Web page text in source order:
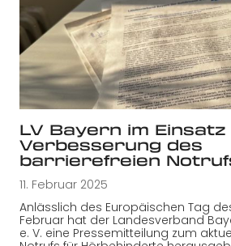
LV Bayern im
Verbesserung des
barrierefreien
11. Februar 2025
Anlässlich des Europäischen Tag
Februar hat der Landesverband
e. V. eine Pressemitteilung zum